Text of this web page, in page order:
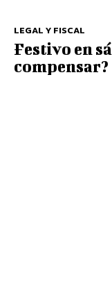
LEGAL Y FISCAL
Festivo en
compensar?